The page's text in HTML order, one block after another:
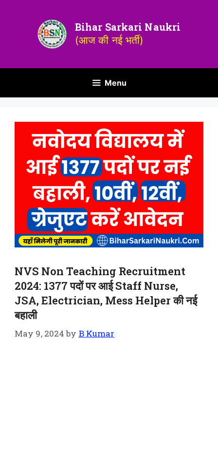
Bihar Sarkari Naukri
(आज की नई भर्ती)
Menu
NVS Non Teaching Recruitment
2024: 1377 पदों पर आई Staff Nurse,
JSA, Electrician, Mess Helper की नई
बहाली
May 9, 2024 by B Kumar